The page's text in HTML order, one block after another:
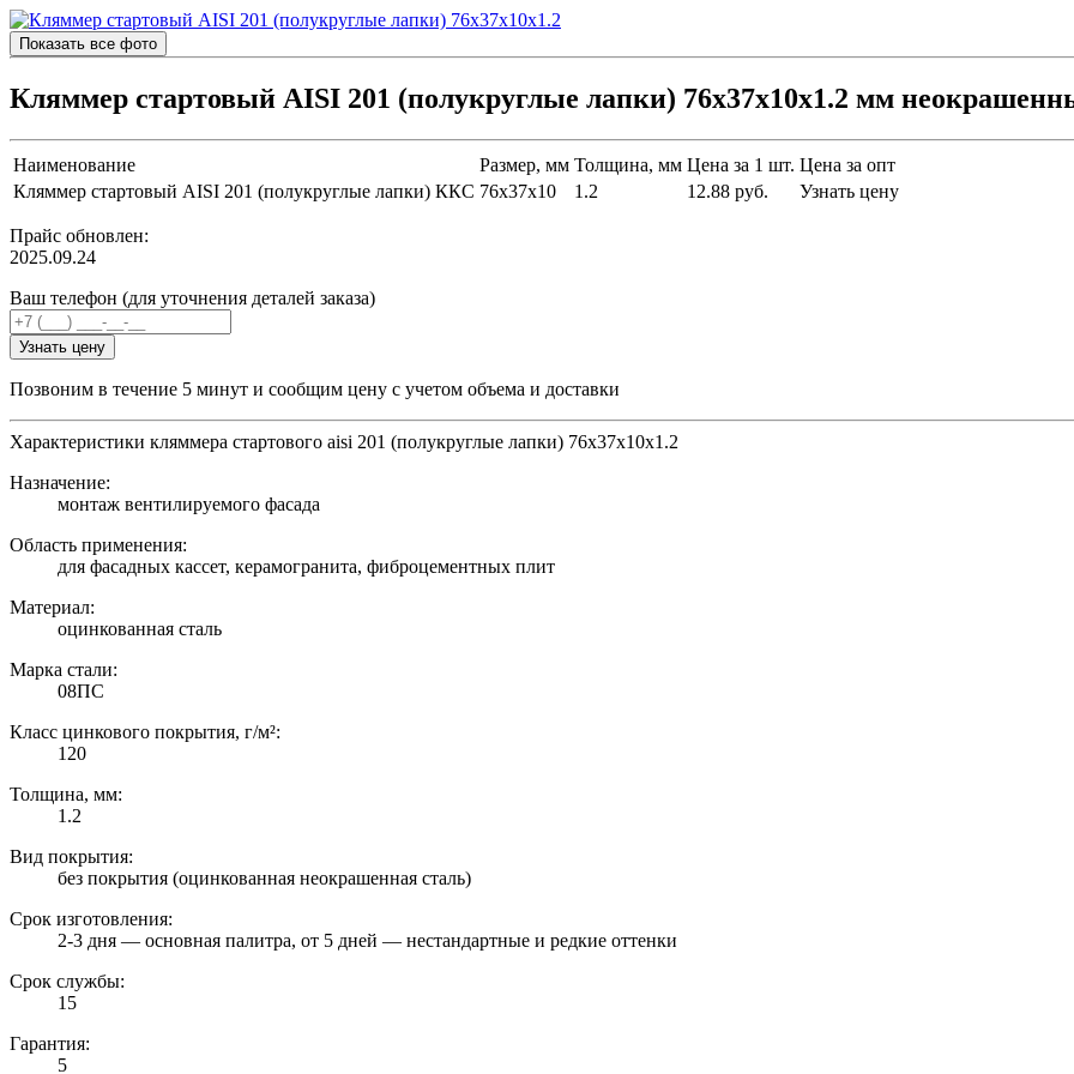
Показать все фото
Кляммер стартовый AISI 201 (полукруглые лапки) 76х37х10x1.2 мм
Наименование Размер, мм Толщина, мм Цена за 1 шт. Цена за опт
Кляммер стартовый AISI 201 (полукруглые лапки) ККС 76х37х10 1.2 12.88 руб. Узнать цену
Прайс обновлен:
2025.09.24
Ваш телефон (для уточнения деталей заказа)
Узнать цену
Позвоним в течение 5 минут и сообщим цену с учетом объема и доставки
Характеристики кляммера стартового aisi 201 (полукруглые лапки) 76х37х10x1.2
Назначение:
монтаж вентилируемого фасада
Область применения:
для фасадных кассет, керамогранита, фиброцементных плит
Материал:
оцинкованная сталь
Марка стали:
08ПС
Класс цинкового покрытия, г/м²:
120
Толщина, мм:
1.2
Вид покрытия:
без покрытия (оцинкованная неокрашенная сталь)
Срок изготовления:
2-3 дня — основная палитра, от 5 дней — нестандартные и редкие оттенки
Срок службы:
15
Гарантия:
5